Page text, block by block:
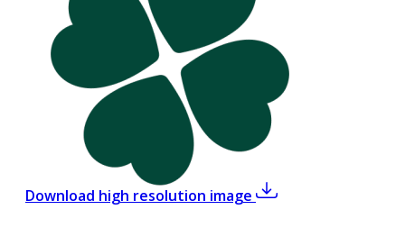
Download high resolution image ,Niels Paarup-